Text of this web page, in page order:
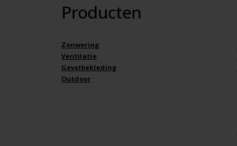
Producten
Zonwering
Ventilatie
Gevelbekleding
Outdoor